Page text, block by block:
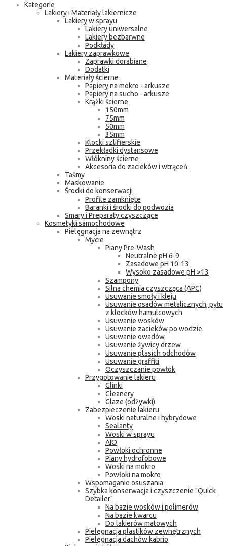
Kategorie
Lakiery i Materiały lakiernicze
Lakiery w sprayu
Lakiery uniwersalne
Lakiery bezbarwne
Podkłady
Lakiery zaprawkowe
Zaprawki dorabiane
Dodatki
Materiały ścierne
Papiery na mokro - arkusze
Papiery na sucho - arkusze
Krążki ścierne
150mm
75mm
50mm
35mm
Klocki szlifierskie
Przekładki dystansowe
Włókniny ścierne
Akcesoria do zacieków i wtrąceń
Taśmy
Maskowanie
Środki do konserwacji
Profile zamknięte
Baranki i środki do podwozia
Smary i Preparaty czyszczące
Kosmetyki samochodowe
Pielęgnacja na zewnątrz
Mycie
Piany Pre-Wash
Neutralne pH 6-9
Zasadowe pH 10-13
Wysoko zasadowe pH >13
Szampony
Silna chemia czyszcząca (APC)
Usuwanie smoły i kleju
Usuwanie osadów metalicznych, pyłu
z klocków hamulcowych
Usuwanie wosków
Usuwanie zacieków po wodzie
Usuwanie owadów
Usuwanie żywicy drzew
Usuwanie ptasich odchodów
Usuwanie graffiti
Oczyszczanie powłok
Przygotowanie lakieru
Glinki
Cleanery
Glaze (odżywki)
Zabezpieczenie lakieru
Woski naturalne i hybrydowe
Sealanty
Woski w sprayu
AIO
Powłoki ochronne
Piany hydrofobowe
Woski na mokro
Powłoki na mokro
Wspomaganie osuszania
Szybka konserwacja i czyszczenie "Quick
Detailer"
Na bazie wosków i polimerów
Na bazie kwarcu
Do lakierów matowych
Pielęgnacja plastików zewnętrznych
Pielęgnacja dachów kabrio